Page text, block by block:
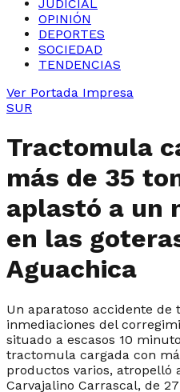
JUDICIAL
OPINIÓN
DEPORTES
SOCIEDAD
TENDENCIAS
Ver Portada Impresa
SUR
Tractomula
más de 35
aplastó a un
en las
Aguachica
Un aparatoso accidente
inmediaciones del
situado a escasos 10
tractomula cargada con
productos varios, atropelló
Carvajalino Carrascal, de